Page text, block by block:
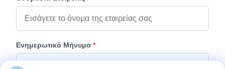
Ενημερωτικό Μήνυμα *